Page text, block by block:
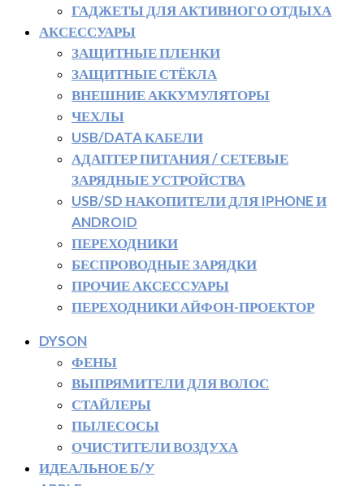
ГАДЖЕТЫ ДЛЯ АКТИВНОГО ОТДЫХА
АКСЕССУАРЫ
ЗАЩИТНЫЕ ПЛЕНКИ
ЗАЩИТНЫЕ СТЁКЛА
ВНЕШНИЕ АККУМУЛЯТОРЫ
ЧЕХЛЫ
USB/DATA КАБЕЛИ
АДАПТЕР ПИТАНИЯ / СЕТЕВЫЕ
ЗАРЯДНЫЕ УСТРОЙСТВА
USB/SD НАКОПИТЕЛИ ДЛЯ IPHONE И
ANDROID
ПЕРЕХОДНИКИ
БЕСПРОВОДНЫЕ ЗАРЯДКИ
ПРОЧИЕ АКСЕССУАРЫ
ПЕРЕХОДНИКИ АЙФОН-ПРОЕКТОР
DYSON
ФЕНЫ
ВЫПРЯМИТЕЛИ ДЛЯ ВОЛОС
СТАЙЛЕРЫ
ПЫЛЕСОСЫ
ОЧИСТИТЕЛИ ВОЗДУХА
ИДЕАЛЬНОЕ Б/У